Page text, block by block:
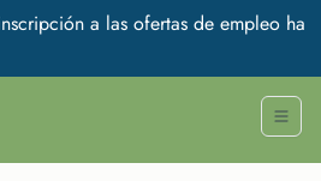
a las ofertas de empleo ha